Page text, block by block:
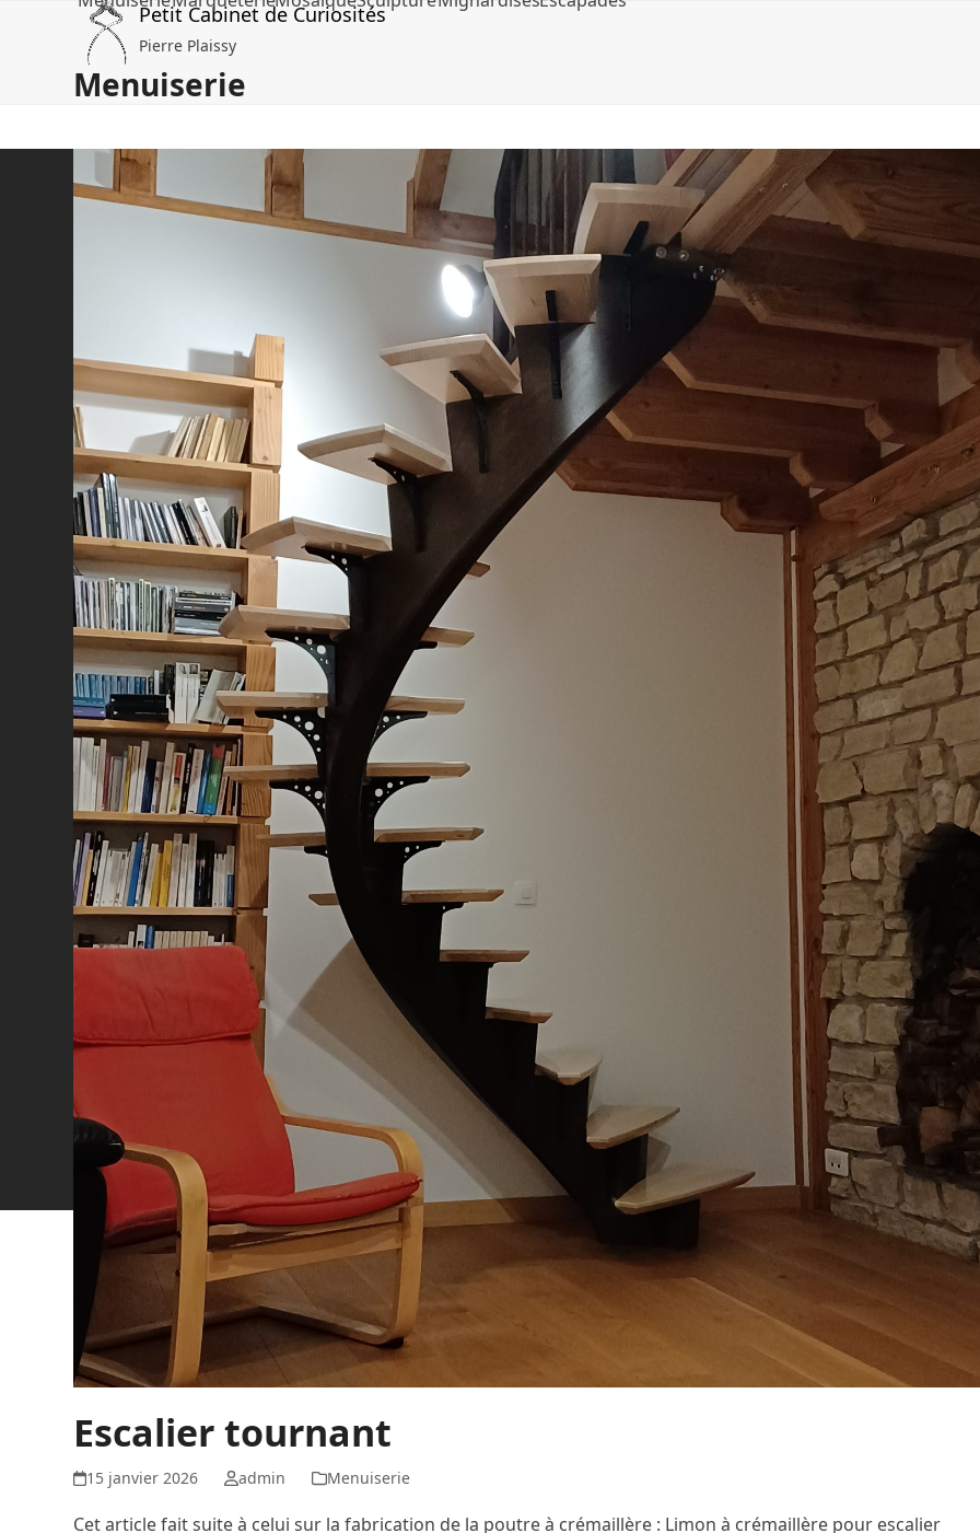
Petit Cabinet de Curiosités
Pierre Plaissy
Menuiserie
Escalier tournant
15 janvier 2026 admin Menuiserie
Cet article fait suite à celui sur la fabrication de la poutre à crémaillère : Limon à crémaillère pour escalier